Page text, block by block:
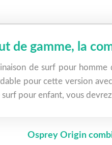
de gamme, la
de surf pour
pour cette version
pour enfant, vous
Osprey Origin